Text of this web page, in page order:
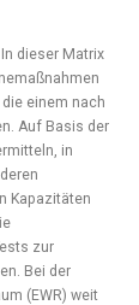
In dieser Matrix
einem nach
Auf Basis der
in
Kapazitäten
zur
Bei der
(EWR) weit